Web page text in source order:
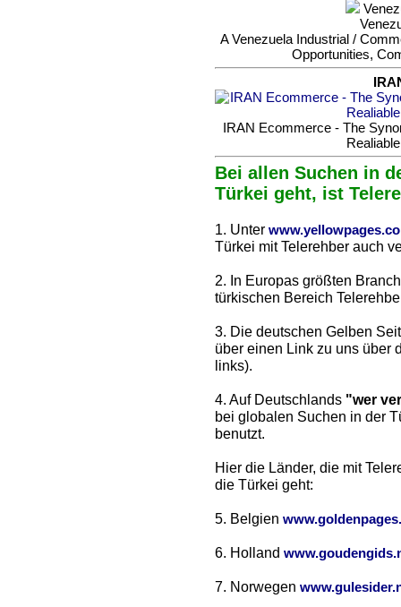
A Venezuela Industrial /
Opportunities,
IRAN Ecommerce - The
Bei allen Suchen in
Türkei geht, ist
1. Unter
Türkei mit Telerehber auch
2. In Europas größten
türkischen Bereich
3. Die deutschen Gelben
über einen Link zu uns über
links).
4. Auf Deutschlands "wer
bei globalen Suchen in der
benutzt.
Hier die Länder, die mit
die Türkei geht:
5. Belgien
6. Holland
7. Norwegen